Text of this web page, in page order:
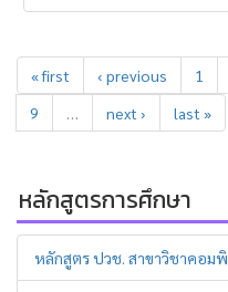
« first ‹ previous 1
9
… next › last »
หลักสูตรการศึกษา
หลักสูตร ปวช. สาขาวิชาคอมพิ